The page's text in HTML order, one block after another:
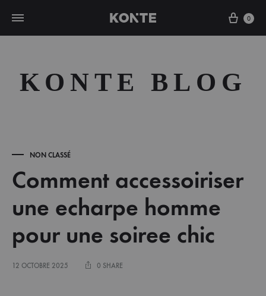
Cart
0
KONTE BLOG
NON CLASSÉ
Comment accessoiriser
une echarpe homme
pour une soiree chic
12 OCTOBRE 2025 0 SHARE